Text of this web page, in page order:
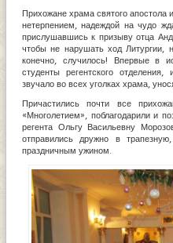
Прихожане храма святого апостола
нетерпением, надеждой на чудо
прислушавшись к призыву отца
чтобы не нарушать ход Литургии,
конечно, случилось! Впервые в
студенты регентского
звучало во всех уголках храма,
Причастились почти все
«Многолетием», поблагодарили и
регента Ольгу Васильевну
отправились дружно в
праздничным ужином.